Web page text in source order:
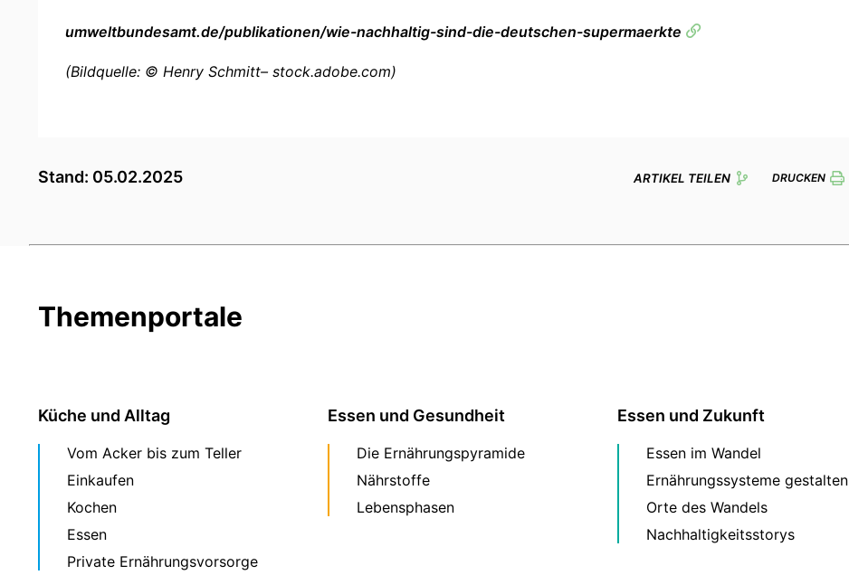
umweltbundesamt.de/publikationen/wie-nachhaltig-sind-die-deutschen-supermaerkte
(Bildquelle: © Henry Schmitt– stock.adobe.com)
Stand: 05.02.2025 ARTIKEL TEILEN DRUCKEN
Themenportale
Küche und Alltag
Vom Acker bis zum Teller
Einkaufen
Kochen
Essen
Private Ernährungsvorsorge
Essen und Gesundheit
Die Ernährungspyramide
Nährstoffe
Lebensphasen
Essen und Zukunft
Essen im Wandel
Ernährungssysteme gestalten
Orte des Wandels
Nachhaltigkeitsstorys